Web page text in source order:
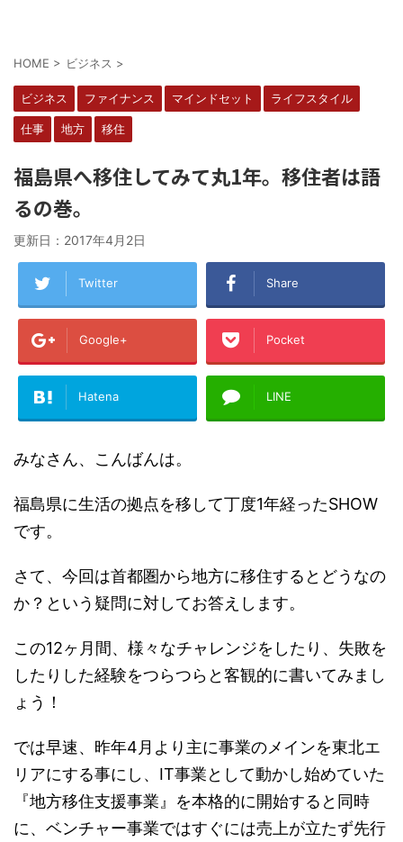
HOME > ビジネス >
ビジネス ファイナンス マインドセット ライフスタイル
仕事 地方 移住
福島県へ移住してみて丸1年。移住者は語
るの巻。
更新日： 2017年4月2日
Twitter Share
Google+ Pocket
Hatena LINE
みなさん、こんばんは。
福島県に生活の拠点を移して丁度1年経ったSHOW
です。
さて、今回は首都圏から地方に移住するとどうなの
か？という疑問に対してお答えします。
この12ヶ月間、様々なチャレンジをしたり、失敗を
したりした経験をつらつらと客観的に書いてみまし
ょう！
では早速、昨年4月より主に事業のメインを東北エ
リアにする事にし、IT事業として動かし始めていた
『地方移住支援事業』を本格的に開始すると同時
に、ベンチャー事業ではすぐには売上が立たず先行